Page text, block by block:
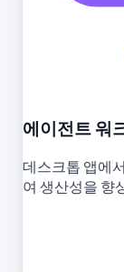
에이전트 워
데스크톱 앱에
여 생산성을 향